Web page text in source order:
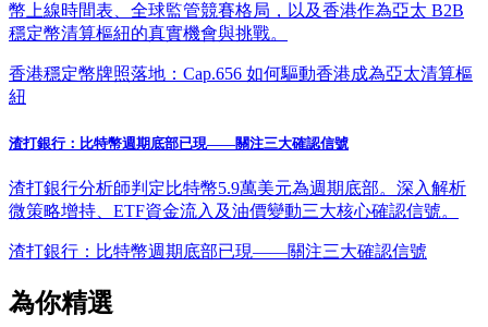
幣上線時間表、全球監管競賽格局，以及香港作為亞太 B2B
穩定幣清算樞紐的真實機會與挑戰。
香港穩定幣牌照落地：Cap.656 如何驅動香港成為亞太清算樞
紐
渣打銀行：比特幣週期底部已現——關注三大確認信號
渣打銀行分析師判定比特幣5.9萬美元為週期底部。深入解析
微策略增持、ETF資金流入及油價變動三大核心確認信號。
渣打銀行：比特幣週期底部已現——關注三大確認信號
為你精選